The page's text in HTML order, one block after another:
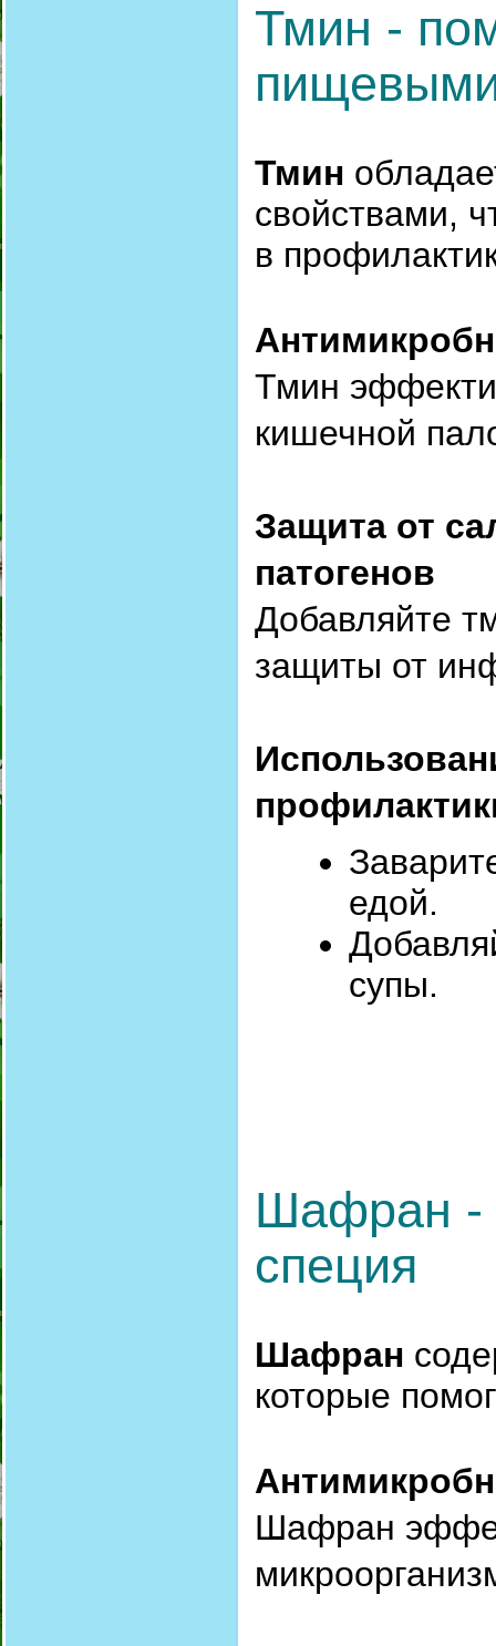
Тмин -
Тмин
свойствами,
в
Тмин
кишечной
Защита от
патогенов
Добавляйте
защиты от
едой.
супы.
Шафран -
специя
Шафран
которые
Шафран